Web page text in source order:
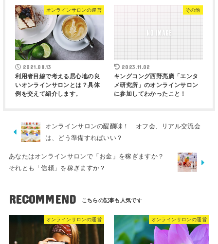
オンラインサロンの運営
2021.08.13
利用者目線で考える居心地の良
いオンラインサロンとは？具体
例を交えて紹介します。
その他
2023.11.02
キングコング西野亮廣「エンタ
メ研究所」のオンラインサロン
に参加してわかったこと！
オンラインサロンの醍醐味！ オフ会、リアル交流会
は、どう準備すればいい？
あなたはオンラインサロンで「お金」を稼ぎますか？
それとも「信頼」を稼ぎますか？
RECOMMEND
オンラインサロンの運営 オンラインサロンの運営